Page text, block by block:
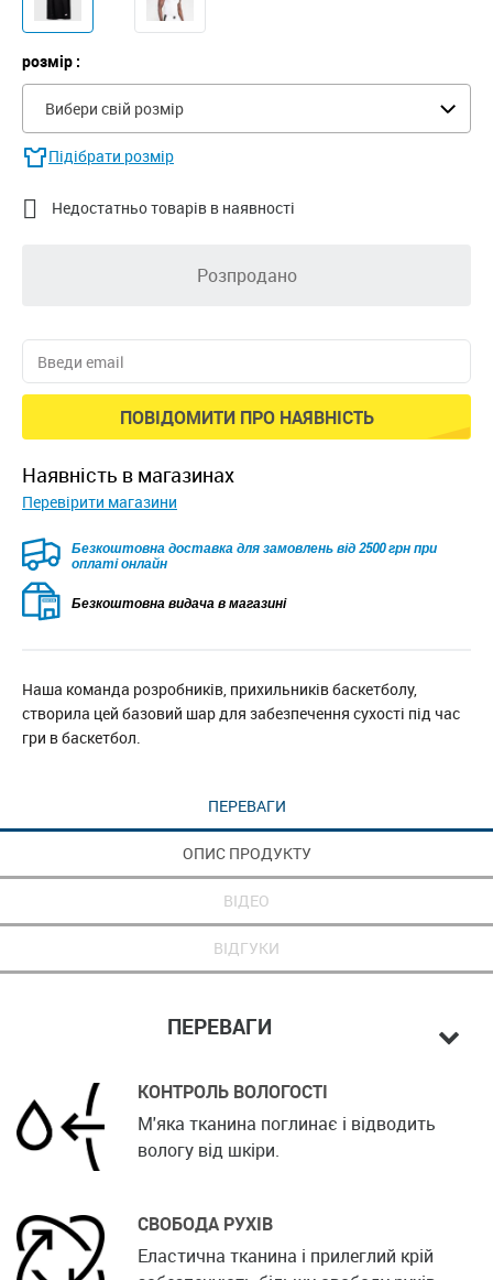
розмір :
Вибери свій розмір
Підібрати розмір
 Недостатньо товарів в наявності
Розпродано
ПОВІДОМИТИ ПРО НАЯВНІСТЬ
наявність в магазинах
Перевірити магазини
Безкоштовна доставка для замовлень від 2500 грн при
оплаті онлайн
Безкоштовна видача в магазині
Наша команда розробників, прихильників баскетболу,
створила цей базовий шар для забезпечення сухості під час
гри в баскетбол.
ПЕРЕВАГИ
ОПИС ПРОДУКТУ
ВІДЕО
ВІДГУКИ
ПЕРЕВАГИ
КОНТРОЛЬ ВОЛОГОСТІ
М'яка тканина поглинає і відводить
вологу від шкіри.
СВОБОДА РУХІВ
Еластична тканина і прилеглий крій